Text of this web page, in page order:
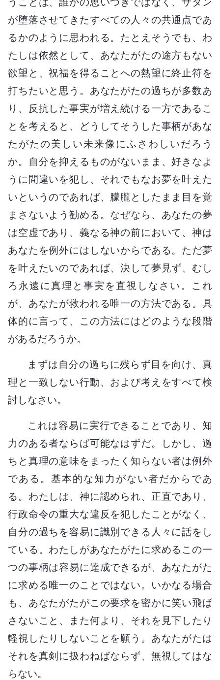
が堕落させてきたすべての人々の共通点であ
るかのように思われる。たとえそうでも、わ
たしは依然として、あなたがたの途方もない
欲望と、祝福を得ることへの熱望に終止符を
打ちたいと思う。あなたがたの過ちが多数あ
り、反抗した事実が増え続ける一方であるこ
とを考えると、どうしてそうした事柄があな
たがたの美しい未来像にふさわしいだろう
か。自分を抑えるものがないまま、好きなよ
うに間違いを犯し、それでもなお夢を叶えた
いというのであれば、朦朧としたまま目を覚
まさないよう勧める。なぜなら、あなたの夢
は空虚であり、義なる神の前において、神は
あなたを例外にはしないからである。ただ夢
を叶えたいのであれば、決して夢見ず、むし
ろ永遠に真理と事実を直視しなさい。これ
が、あなたが救われる唯一の方法である。具
体的に言って、この方法にはどのような段階
があるだろうか。
まずは自分の過ちに残らず目を向け、真
理と一致しない行動、および考えをすべて検
討しなさい。
これは容易に実行できることであり、知
力のある者ならば可能なはずだ。しかし、過
ちと真理の意味をまったく知らない者は例外
である。基本的な知力がない者だからであ
る。わたしは、神に認められ、正直であり、
行政命令の重大な違反を犯したことがなく、
自分の過ちを容易に識別できる人々に話をし
ている。わたしがあなたがたに求めるこの一
つの事柄は容易に達成できるが、あなたがた
に求める唯一のことではない。いかなる場合
も、あなたがたがこの要求を密かに笑い飛ば
さないこと、また何より、それを見下したり
軽視したりしないことを願う。あなたがたは
それを真剣に扱わねばならず、無視してはな
らない。